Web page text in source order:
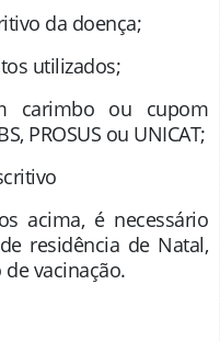
da doença;
utilizados;
carimbo ou cupom
PROSUS ou UNICAT;
acima, é necessário
residência de Natal,
vacinação.